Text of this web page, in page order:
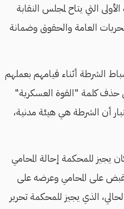
التي يتاح لمجلس النقابة
العامة والحقوق وضمانة
الشرطة أثناء قيامهم بعملهم
حذف كلمة "القوة العسكرية"
أن الشرطة هي هيئة مدنية،
يجيز للمحكمة إحالة المحامي
على المحامي وعرضه على
الذي يجيز للمحكمة تحرير